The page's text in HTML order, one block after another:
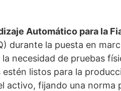
Automático para la
durante la puesta en
necesidad de pruebas
listos para la
activo, fijando una